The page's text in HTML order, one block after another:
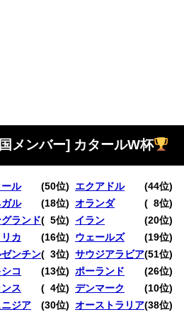
メンバー] カタールW杯
ル(50位) エクアドル(44位)
ル(18位) オランダ( 8位)
ランド( 5位) イラン (20位)
カ (16位) ウェールズ(19位)
ンチン( 3位) サウジアラビア(51位)
コ (13位) ポーランド (26位)
ス ( 4位) デンマーク
(10
ジア (30位) オーストラリア(38位)